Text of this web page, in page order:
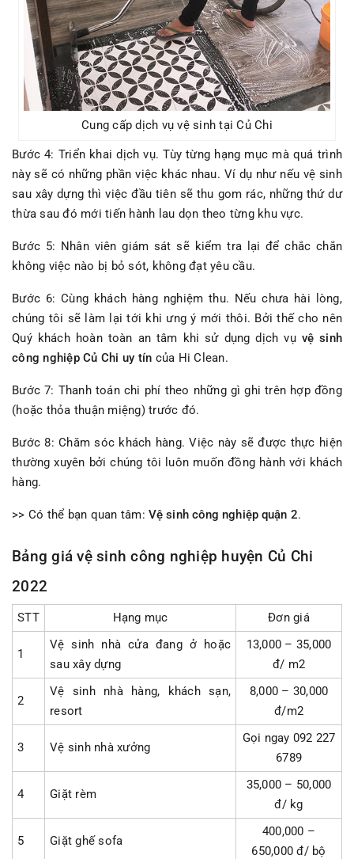
Cung cấp dịch vụ vệ sinh tại Củ Chi
Bước 4: Triển khai dịch vụ. Tùy từng hạng mục mà quá trình
này sẽ có những phần việc khác nhau. Ví dụ như nếu vệ sinh
sau xây dựng thì việc đầu tiên sẽ thu gom rác, những thứ dư
thừa sau đó mới tiến hành lau dọn theo từng khu vực.
Bước 5: Nhân viên giám sát sẽ kiểm tra lại để chắc chắn
không việc nào bị bỏ sót, không đạt yêu cầu.
Bước 6: Cùng khách hàng nghiệm thu. Nếu chưa hài lòng,
chúng tôi sẽ làm lại tới khi ưng ý mới thôi. Bởi thế cho nên
Quý khách hoàn toàn an tâm khi sử dụng dịch vụ vệ sinh
công nghiệp Củ Chi uy tín của Hi Clean.
Bước 7: Thanh toán chi phí theo những gì ghi trên hợp đồng
(hoặc thỏa thuận miệng) trước đó.
Bước 8: Chăm sóc khách hàng. Việc này sẽ được thực hiện
thường xuyên bởi chúng tôi luôn muốn đồng hành với khách
hàng.
>> Có thể bạn quan tâm: Vệ sinh công nghiệp quận 2.
Bảng giá vệ sinh công nghiệp huyện Củ Chi
2022
STT Hạng mục Đơn giá
1
Vệ sinh nhà cửa đang ở hoặc
sau xây dựng
13,000 – 35,000
đ/ m2
2
Vệ sinh nhà hàng, khách sạn,
resort
8,000 – 30,000
đ/m2
3 Vệ sinh nhà xưởng
Gọi ngay 092 227
6789
4 Giặt rèm
35,000 – 50,000
đ/ kg
5 Giặt ghế sofa
400,000 –
650,000 đ/ bộ